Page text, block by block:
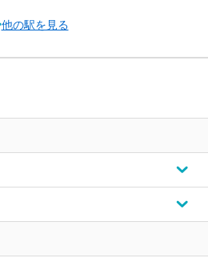
他の駅を見る